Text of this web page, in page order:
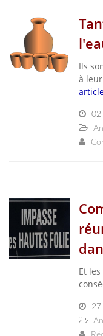
Ils
à
02
Et
27